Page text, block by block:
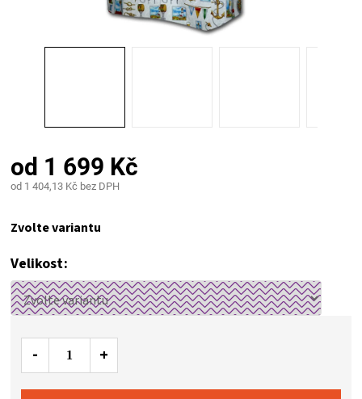
KOŘENÍ
OMÁČKY
NÁDOBÍ
VAKUOVAČKY
LEDNICE
ZRÁNÍ
od 1 699 Kč
od 1 404,13 Kč bez DPH
cena:
Zvolte variantu
Velikost